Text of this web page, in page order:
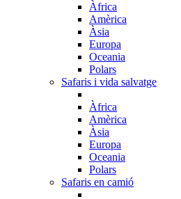
Àfrica
Amèrica
Àsia
Europa
Oceania
Polars
Safaris i vida salvatge
Àfrica
Amèrica
Àsia
Europa
Oceania
Polars
Safaris en camió